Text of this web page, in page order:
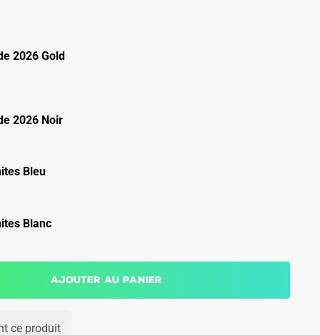
2026 Gold
2026 Noir
Bleu
Blanc
Ajouter au panier
ce produit